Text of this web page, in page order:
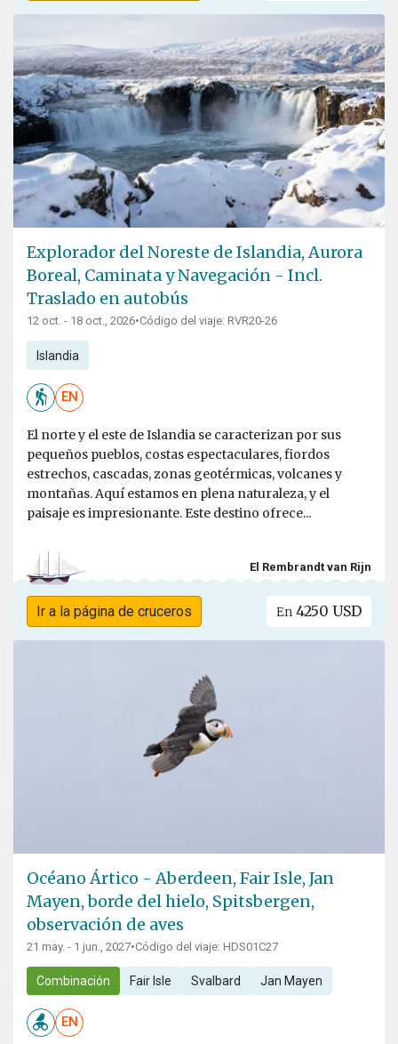
Explorador del Noreste de Islandia, Aurora
Boreal, Caminata y Navegación - Incl.
Traslado en autobús
12 oct. - 18 oct., 2026•Código del viaje: RVR20-26
Islandia
EN
El norte y el este de Islandia se caracterizan por sus
pequeños pueblos, costas espectaculares, fiordos
estrechos, cascadas, zonas geotérmicas, volcanes y
montañas. Aquí estamos en plena naturaleza, y el
paisaje es impresionante. Este destino ofrece...
El Rembrandt van Rijn
Ir a la página de cruceros En 4250 USD
Océano Ártico - Aberdeen, Fair Isle, Jan
Mayen, borde del hielo, Spitsbergen,
observación de aves
21 may. - 1 jun., 2027•Código del viaje: HDS01C27
Combinación Fair Isle Svalbard Jan Mayen
EN